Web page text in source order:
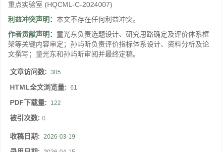
重点实验室 (HQCML-C-2024007)
利益冲突声明： 本文不存在任何利益冲突。
作者贡献声明： 童光东负责选题设计、研究思路确定及评价体系框
架等关键内容审定；孙屿昕负责评价指标体系设计、资料分析及论
文撰写；童光东和孙屿昕审阅并最终定稿。
文章访问数: 305
HTML全文浏览量: 61
PDF下载量: 122
被引次数: 0
收稿日期: 2026-03-19